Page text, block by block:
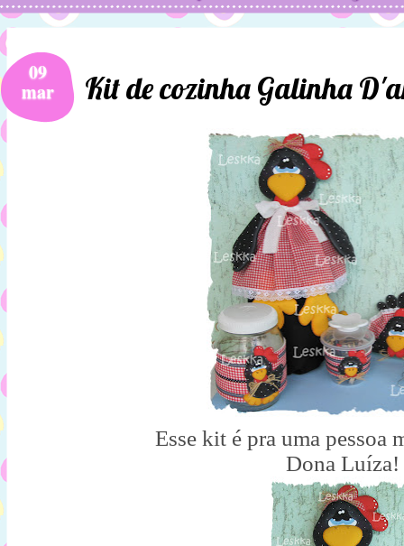
09
mar Kit de cozinha Galinha
Esse kit é pra uma pessoa
Dona Luíza!